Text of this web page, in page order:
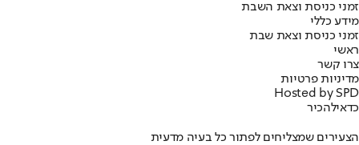
זמני כניסת וצאת השבת
מידע כללי
זמני כניסת וצאת שבת
ראשי
צרו קשר
מדיניות פרטיות
Hosted by SPD
כדאילהכיר
הצעירים שמצליחים לפתור כל בעיה מדעית